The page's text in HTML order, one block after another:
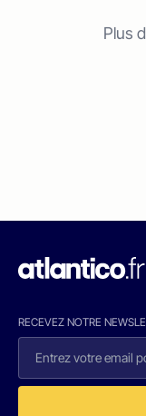
Plus
RECEVEZ NOTRE